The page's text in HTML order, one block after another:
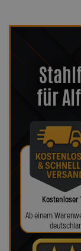
für
Kostenloser
Ab einem